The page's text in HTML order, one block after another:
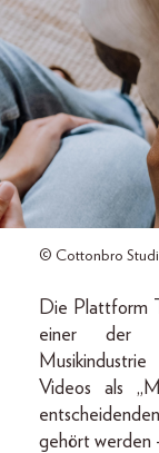
© Cottonbro
Die Plattform
einer der
Videos als
gehört werden